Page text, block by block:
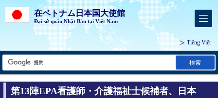
在ベトナム日本国大使館
Đại sứ quán Nhật Bản tại Việt Nam
Tiếng Việt
検索
第13陣EPA看護師・介護福祉士候補者、日本